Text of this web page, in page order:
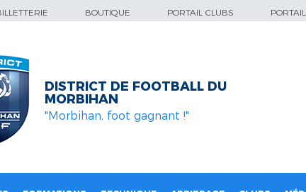
BOUTIQUE PORTAIL CLUBS
DISTRICT DE FOOTBALL DU
MORBIHAN
"Morbihan, foot gagnant !"